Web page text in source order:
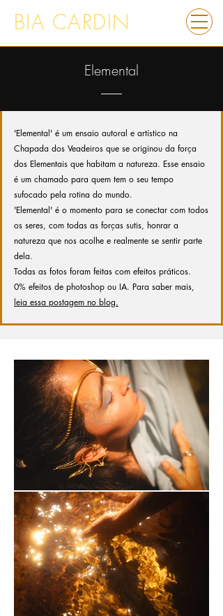
BIA CARDIN
Elemental
'Elemental' é um ensaio autoral e artístico na
Chapada dos Veadeiros que se originou da força
dos Elementais que habitam a natureza. Esse ensaio
é um chamado para quem tem o seu tempo
sufocado pela rotina do mundo.
'Elemental' é o momento para se conectar com todos
os seres, com todas as forças sutis, honrar a
natureza que nos acolhe e realmente se sentir parte
dela.
Todas as fotos foram feitas com efeitos práticos.
0% efeitos de photoshop ou IA. Para saber mais,
leia essa postagem no blog.